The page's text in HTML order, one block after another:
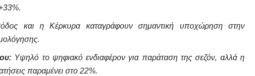
και η Κέρκυρα καταγράφουν σημαντική υποχώρηση στην
Υψηλό το ψηφιακό ενδιαφέρον για παράταση της σεζόν, αλλά η
παραμένει στο 22%.